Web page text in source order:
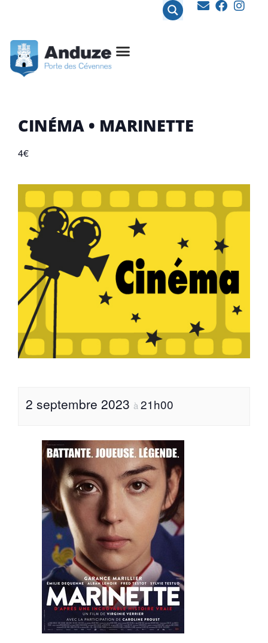
CINÉMA • MARINETTE
4€
2 septembre 2023 à 21h00